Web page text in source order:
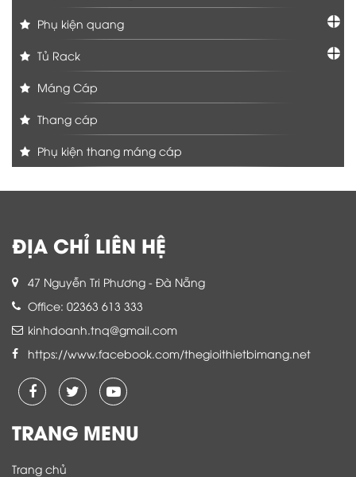
Phụ kiện quang
Tủ Rack
Máng Cáp
Thang cáp
Phụ kiện thang máng cáp
ĐỊA CHỈ LIÊN HỆ
47 Nguyễn Tri Phương - Đà Nẵng
Office: 02363 613 333
kinhdoanh.tnq@gmail.com
https://www.facebook.com/thegioithietbimang.net
TRANG MENU
Trang chủ